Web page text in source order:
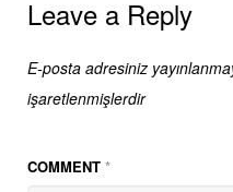
Leave a Reply
E-posta adresiniz
işaretlenmişlerdir
COMMENT *